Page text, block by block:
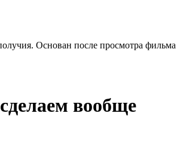
Основан после просмотра
вообще